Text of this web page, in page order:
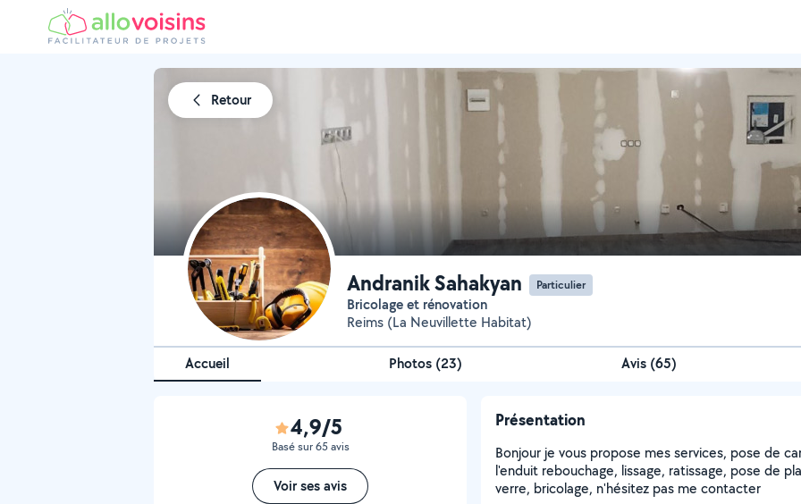
Retour
Andranik Sahakyan Particulier
Bricolage et rénovation
Reims (La Neuvillette Habitat)
Accueil Photos (23) Avis (65)
4,9/5
Basé sur 65 avis
Voir ses avis
Présentation
Bonjour je vous propose mes services, pose de
l'enduit rebouchage, lissage, ratissage, pose de
verre, bricolage, n'hésitez pas me contacter